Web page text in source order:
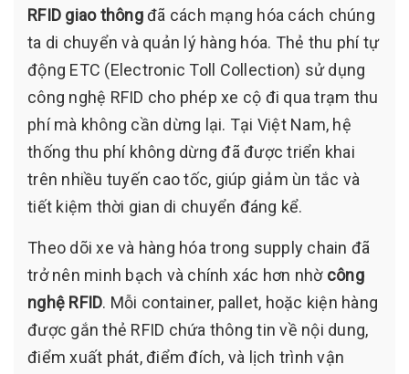
RFID giao thôngđã cách mạng hóa cách chúng
ta di chuyển và quản lý hàng hóa. Thẻ thu phí tự
động ETC (Electronic Toll Collection) sử dụng
công nghệ RFID cho phép xe cộ đi qua trạm thu
phí mà không cần dừng lại. Tại Việt Nam, hệ
thống thu phí không dừng đã được triển khai
trên nhiều tuyến cao tốc, giúp giảm ùn tắc và
tiết kiệm thời gian di chuyển đáng kể.
Theo dõi xe và hàng hóa trong supply chain đã
trở nên minh bạch và chính xác hơn nhờ công
nghệ RFID. Mỗi container, pallet, hoặc kiện hàng
được gắn thẻ RFID chứa thông tin về nội dung,
điểm xuất phát, điểm đích, và lịch trình vận